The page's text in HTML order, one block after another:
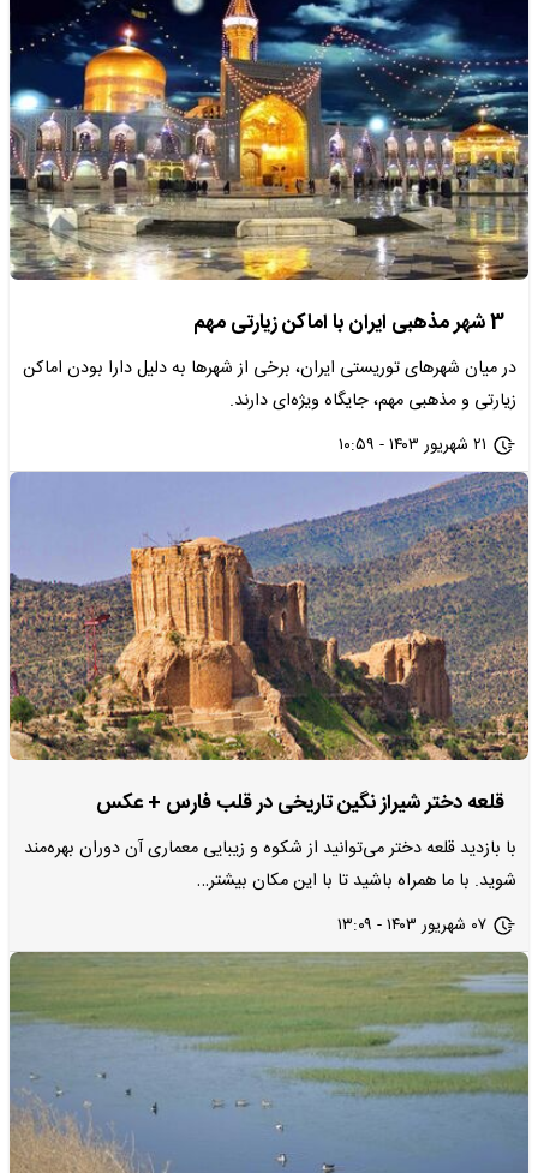
3 شهر مذهبی ایران با اماکن زیارتی مهم
در میان شهرهای توریستی ایران، برخی از شهرها به دلیل دارا بودن اماکن
زیارتی و مذهبی مهم، جایگاه ویژه‌ای دارند.
۲۱ شهریور ۱۴۰۳ - ۱۰:۵۹
قلعه دختر شیراز نگین تاریخی در قلب فارس + عکس
با بازدید قلعه دختر می‌توانید از شکوه و زیبایی معماری آن دوران بهره‌مند
شوید. با ما همراه باشید تا با این مکان بیشتر…
۰۷ شهریور ۱۴۰۳ - ۱۳:۰۹